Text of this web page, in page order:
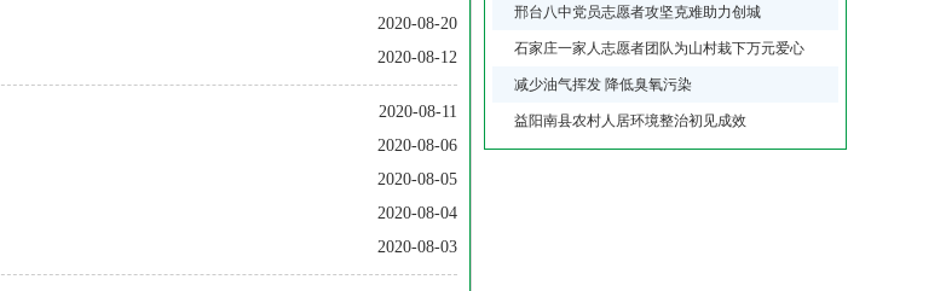
2020-08-20
2020-08-12
2020-08-11
2020-08-06
2020-08-05
2020-08-04
2020-08-03
邢台八中党员志愿者攻坚克难助力创城
石家庄一家人志愿者团队为山村栽下万元爱心
减少油气挥发 降低臭氧污染
益阳南县农村人居环境整治初见成效